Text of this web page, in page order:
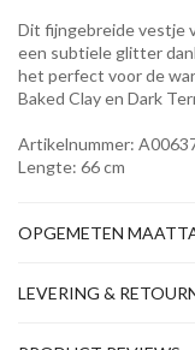
Dit fijngebreide vestje
een subtiele glitter
het perfect voor de
Baked Clay en Dark
Artikelnummer:
Lengte: 66 cm
OPGEMETEN
LEVERING &